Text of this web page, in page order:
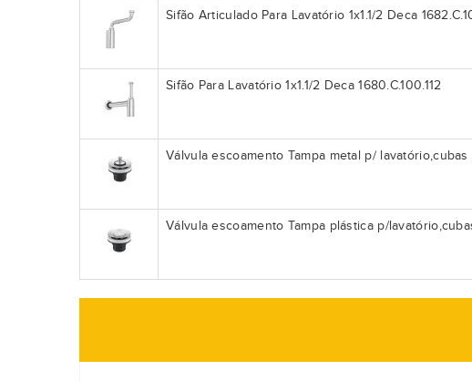
Sifão Articulado Para Lavatório 1x1.1/2 Deca
Sifão Para Lavatório 1x1.1/2 Deca 1680.C.100.112
Válvula escoamento Tampa metal p/ lavatório,cubas
Válvula escoamento Tampa plástica p/